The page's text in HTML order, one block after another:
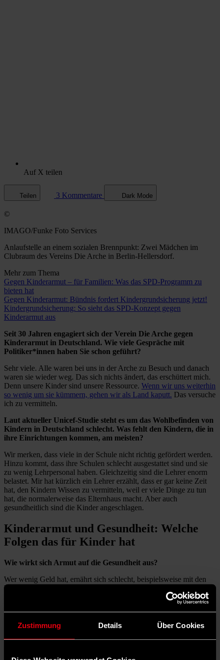
Zustimmung Details Über Cookies
Auf X teilen
Teilen 3 Kommentare Dark Mode
©
IMAGO/Funke Foto Services
Anlaufstelle an einem sozialen Brennpunkt: Zwei Mädchen im
Clubraum des Vereins Die Arche in Berlin-Hellersdorf.
Mehr zum Thema
Gegen Kinderarmut – für Familien: Was das SPD-Programm zu
bieten hat
Gegen Kinderarmut: Bündnis fordert Kindergrundsicherung jetzt!
Kindergrundsicherung: So sieht das SPD-Konzept gegen
Kinderarmut aus
Seit 30 Jahren engagiert sich der Verein Die Arche gegen
Kinderarmut in Deutschland. Wie viele Gespräche mit
Politiker*innen haben Sie schon geführt?
Sehr viele. Alle waren bei uns in der Arche zu Besuch und danach
waren sie wieder weg. Das sich nichts ändert, das erschüttert mich.
Denn unsere Kinder sind unsere Ressource. Wenn wir uns weiterhin
so wenig um sie kümmern, gehen wir als Land kaputt. Das versuche
ich zu vermitteln.
Laut aktueller Unicef-Studie steht es um das Wohlbefinden von
Kindern in Deutschland schlecht. Was fehlt den Kindern, die in
ihre Einrichtungen kommen, am meisten?
Wir merken, dass viele in der Schule nicht richtig gefördert werden.
Hinzu kommt, dass ihre Schulen schlecht ausgestattet sind und sie
zu wenig Lehrpersonal haben. Gleichzeitig sind die Lehrer enorm
belastet. Mir hat kürzlich ein Lehrer erzählt, dass er gar keine Zeit
hat, den Kindern Wissen zu vermitteln, weil er viele Dinge zu tun
hat, die normalerweise das Elternhaus macht. Aber auch
gesundheitlich sind die Kinder angeschlagen.
Kinderarmut und Gesundheit: Welche
Folgen das für Kinder hat
Wie wirkt sich Armut auf die Gesundheit aus?
Wer wenig Geld hat, ernährt sich schlecht, beispielsweise mit den
billigsten Nahrungsmitteln aus Supermärkten. Das macht etwas mit
einem, wenn ich damit als Baby anfange. Manche Kinder sind
ausgemergelt, manche zu dick, bei manchen sind die Zähne
schlecht. Kinder brauchen ein gutes Essen und auch mal einen
Urlaub. Und sie brauchen gute Bildung.
„Für Kinder aus schwierigen